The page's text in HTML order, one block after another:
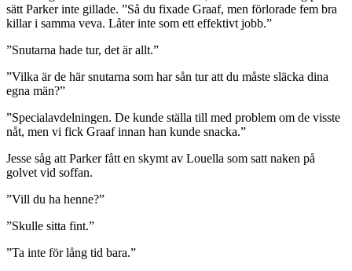
sätt Parker inte gillade. ”Så du fixade Graaf, men förlorade fem bra
killar i samma veva. Låter inte som ett effektivt jobb.”
”Snutarna hade tur, det är allt.”
”Vilka är de här snutarna som har sån tur att du måste släcka dina
egna män?”
”Specialavdelningen. De kunde ställa till med problem om de visste
nåt, men vi fick Graaf innan han kunde snacka.”
Jesse såg att Parker fått en skymt av Louella som satt naken på
golvet vid soffan.
”Vill du ha henne?”
”Skulle sitta fint.”
”Ta inte för lång tid bara.”